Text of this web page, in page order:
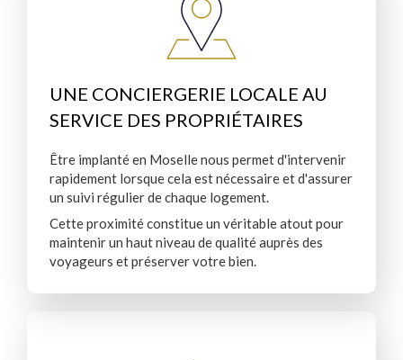
UNE CONCIERGERIE LOCALE AU
SERVICE DES PROPRIÉTAIRES
Être implanté en Moselle nous permet d'intervenir
rapidement lorsque cela est nécessaire et d'assurer
un suivi régulier de chaque logement.
Cette proximité constitue un véritable atout pour
maintenir un haut niveau de qualité auprès des
voyageurs et préserver votre bien.